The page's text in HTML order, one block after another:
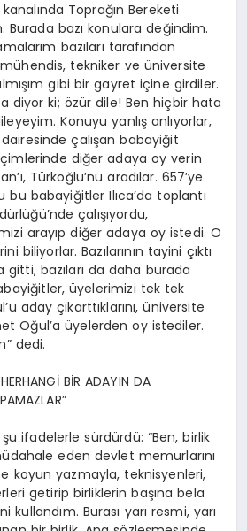
Toprağın Bereketi
Burada bazı konulara değindim.
bazıları tarafından
mühendis, tekniker ve üniversite
gibi bir gayret içine girdiler.
diyor ki; özür dile! Ben hiçbir hata
Konuyu yanlış anlıyorlar,
çalışan babayiğit
diğer adaya oy verin
Türkoğlu’nu aradılar. 657’ye
babayiğitler Ilıca’da toplantı
çalışıyordu,
arayıp diğer adaya oy istedi. O
biliyorlar. Bazılarının tayini çıktı
gitti, bazıları da daha burada
üyelerimizi tek tek
aday çıkarttıklarını, üniversite
Oğul’a üyelerden oy istediler.
dedi.
BİR ADAYIN DA
şu ifadelerle sürdürdü: “Ben, birlik
eden devlet memurlarını
koyun yazmayla, teknisyenleri,
getirip birliklerin başına bela
kullandım. Burası yarı resmi, yarı